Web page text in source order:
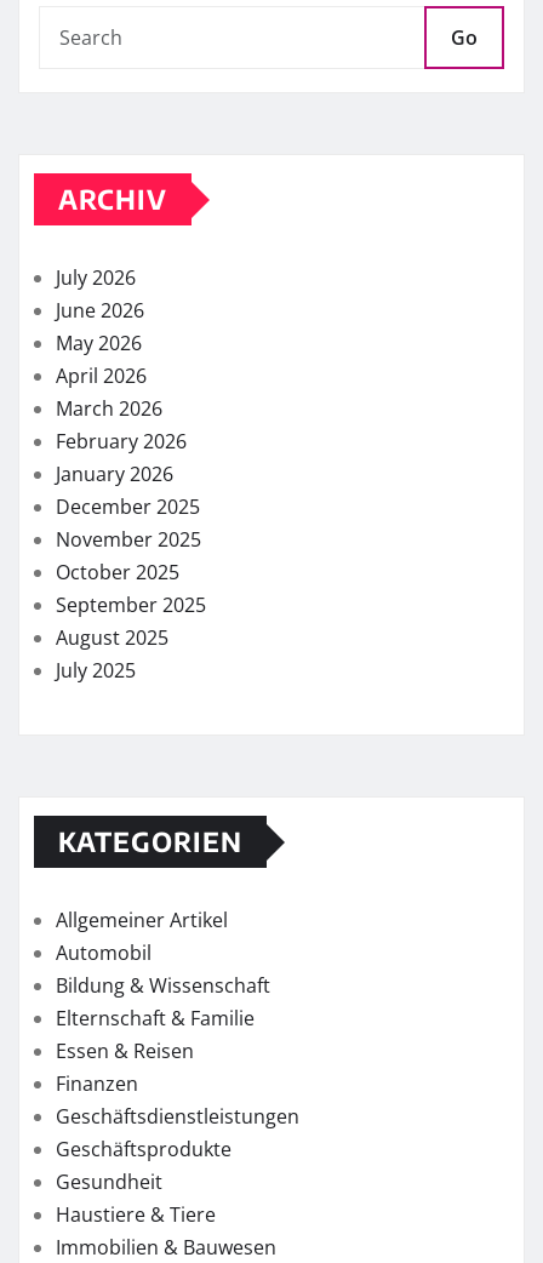
Go
ARCHIV
July 2026
June 2026
May 2026
April 2026
March 2026
February 2026
January 2026
December 2025
November 2025
October 2025
September 2025
August 2025
July 2025
KATEGORIEN
Allgemeiner Artikel
Automobil
Bildung & Wissenschaft
Elternschaft & Familie
Essen & Reisen
Finanzen
Geschäftsdienstleistungen
Geschäftsprodukte
Gesundheit
Haustiere & Tiere
Immobilien & Bauwesen